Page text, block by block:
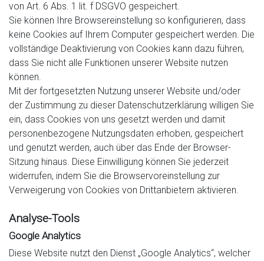
von Art. 6 Abs. 1 lit. f DSGVO gespeichert.
Sie können Ihre Browsereinstellung so konfigurieren, dass
keine Cookies auf Ihrem Computer gespeichert werden. Die
vollständige Deaktivierung von Cookies kann dazu führen,
dass Sie nicht alle Funktionen unserer Website nutzen
können.
Mit der fortgesetzten Nutzung unserer Website und/oder
der Zustimmung zu dieser Datenschutzerklärung willigen Sie
ein, dass Cookies von uns gesetzt werden und damit
personenbezogene Nutzungsdaten erhoben, gespeichert
und genutzt werden, auch über das Ende der Browser-
Sitzung hinaus. Diese Einwilligung können Sie jederzeit
widerrufen, indem Sie die Browservoreinstellung zur
Verweigerung von Cookies von Drittanbietern aktivieren.
Analyse-Tools
Google Analytics
Diese Website nutzt den Dienst „Google Analytics“, welcher